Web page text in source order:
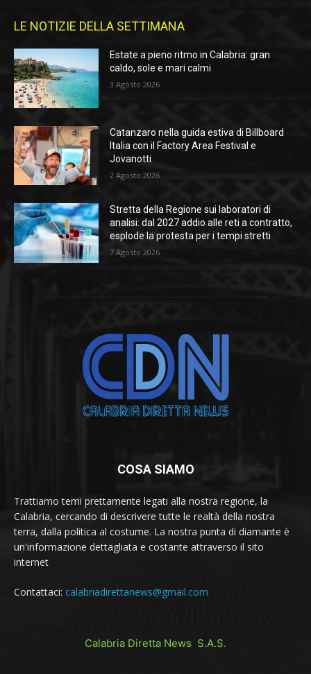
LE NOTIZIE DELLA SETTIMANA
Estate a pieno ritmo in Calabria: gran
caldo, sole e mari calmi
3 Agosto 2026
Catanzaro nella guida estiva di Billboard
Italia con il Factory Area Festival e
Jovanotti
2 Agosto 2026
Stretta della Regione sui laboratori di
analisi: dal 2027 addio alle reti a contratto,
esplode la protesta per i tempi stretti
7 Agosto 2026
COSA SIAMO
Trattiamo temi prettamente legati alla nostra regione, la
Calabria, cercando di descrivere tutte le realtà della nostra
terra, dalla politica al costume. La nostra punta di diamante è
un'informazione dettagliata e costante attraverso il sito
internet
Contattaci: calabriadirettanews@gmail.com
Calabria Diretta News S.A.S.